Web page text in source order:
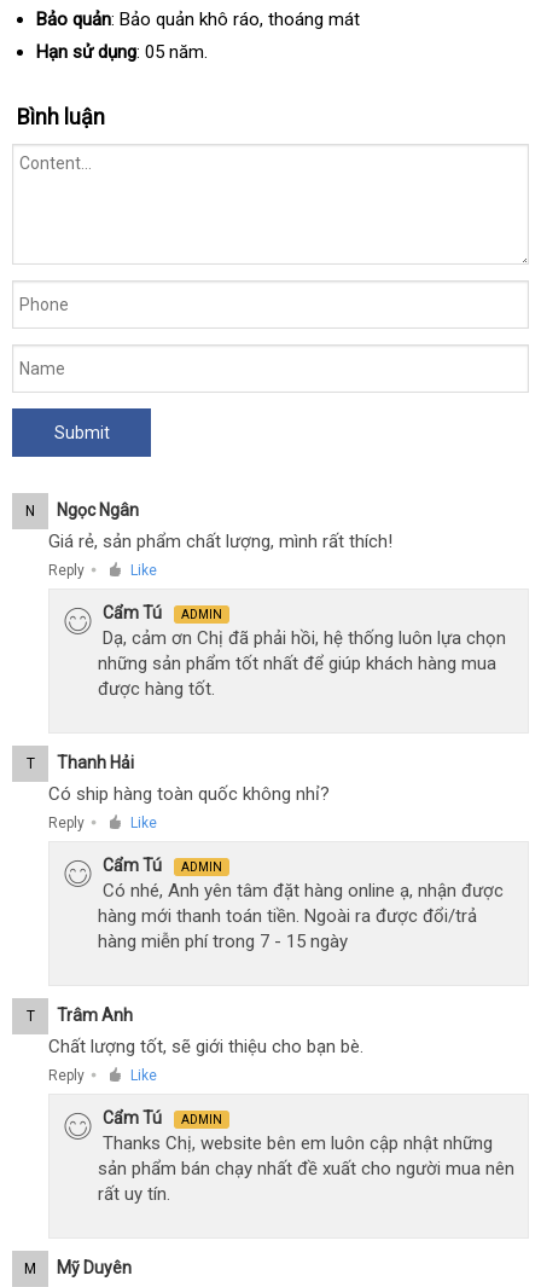
Bảo quản: Bảo quản khô ráođịa
, thoáng mát
Hạn sử dụng: 05 năm.
Bình luận
N Ngọc Ngân
Giá rẻ, sản phẩm chất lượng, mình rất thích!
Reply ● Like
Cẩm Tú ADMIN
Dạ, cảm ơn Chị đã phải hồi, hệ thống luôn lựa chọn
những sản phẩm tốt nhất để giúp khách hàng mua
được hàng tốt.
T Thanh Hải
Có ship hàng toàn quốc không nhỉ?
Reply ● Like
Cẩm Tú ADMIN
Có nhé, Anh yên tâm đặt hàng online ạ, nhận được
hàng mới thanh toán tiền. Ngoài ra được đổi/trả
hàng miễn phí trong 7 - 15 ngày
T Trâm Anh
Chất lượng tốt, sẽ giới thiệu cho bạn bè.
Reply ● Like
Cẩm Tú ADMIN
Thanks Chị, website bên em luôn cập nhật những
sản phẩm bán chạy nhất đề xuất cho người mua nên
rất uy tín.
M Mỹ Duyên